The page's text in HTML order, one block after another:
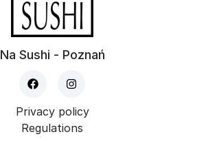
Na Sushi - Poznań
Privacy policy
Regulations